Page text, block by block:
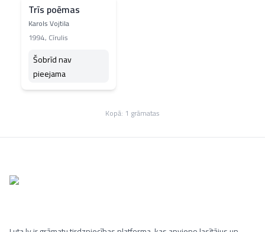
Trīs poēmas
Karols Vojtila
1994, Cīrulis
Šobrīd nav
pieejama
Kopā: 1 grāmatas